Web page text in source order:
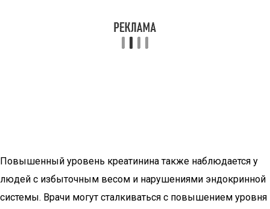
Повышенный уровень креатинина также наблюдается у
людей с избыточным весом и нарушениями эндокринной
системы. Врачи могут сталкиваться с повышением уровня